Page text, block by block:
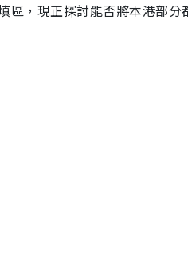
區，現正探討能否將本港部分